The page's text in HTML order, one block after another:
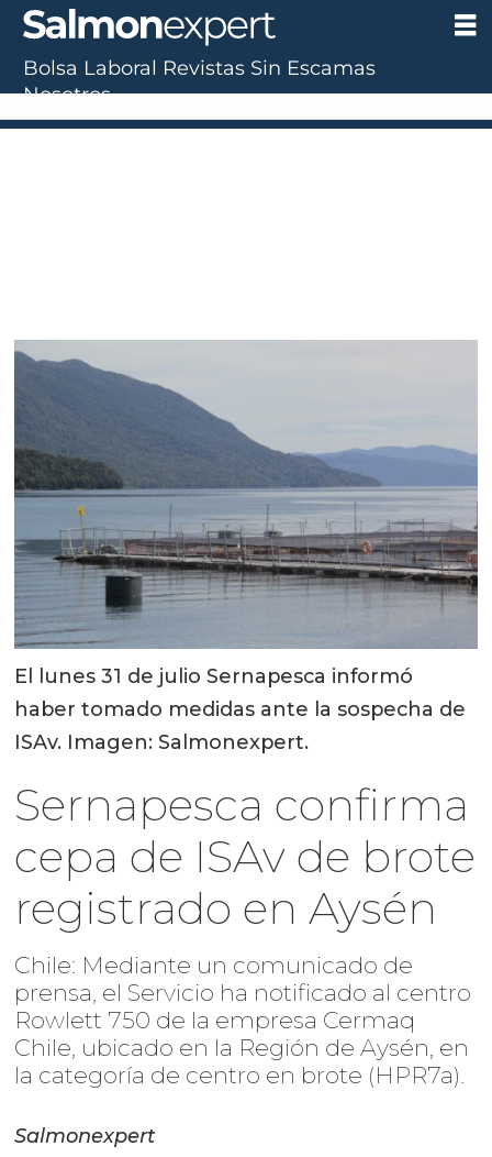
El lunes 31 de julio Sernapesca informó
haber tomado medidas ante la sospecha de
ISAv. Imagen: Salmonexpert.
Sernapesca confirma
cepa de ISAv de brote
registrado en Aysén
Chile: Mediante un comunicado de
prensa, el Servicio ha notificado al centro
Rowlett 750 de la empresa Cermaq
Chile, ubicado en la Región de Aysén, en
la categoría de centro en brote (HPR7a).
Salmonexpert
Bolsa Laboral Revistas Sin Escamas
Nosotros